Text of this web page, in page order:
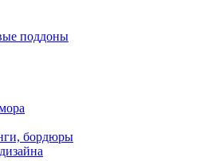
поддоны
бордюры